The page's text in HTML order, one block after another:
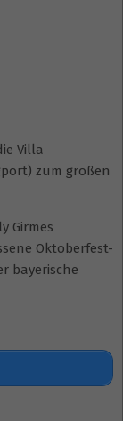
Villa
zum großen
Girmes
Oktoberfest-
bayerische